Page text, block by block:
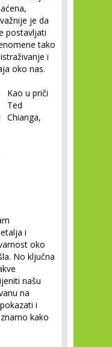
je da
postavljati
tako
i
oko nas.
Kao u priči
Ted
Chianga,
i
oko
No ključna
našu
na
i
kako